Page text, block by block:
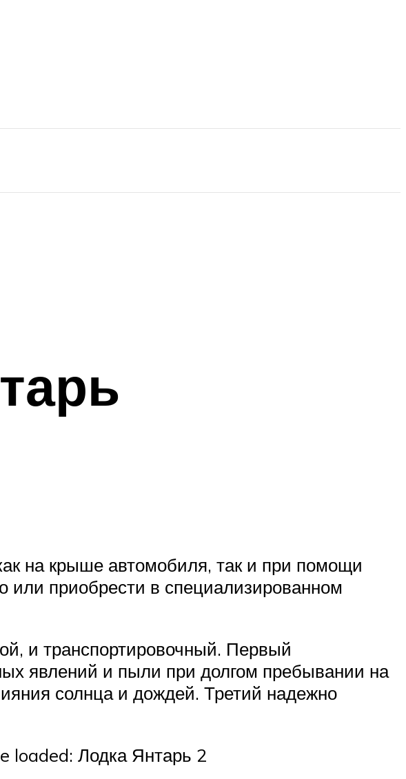
на крыше автомобиля, так и при помощи
или приобрести в специализированном
и транспортировочный. Первый
явлений и пыли при долгом пребывании на
солнца и дождей. Третий надежно
loaded: Лодка Янтарь 2